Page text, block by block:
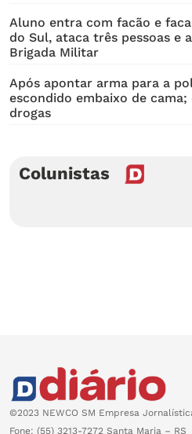
Aluno entra com facão e
do Sul, ataca três pessoas e
Brigada Militar
Após apontar arma para a
escondido embaixo de
drogas
Colunistas
©2023 NEWCO SM Empresa
Fone: (55) 3213-7272 Santa Maria – RS